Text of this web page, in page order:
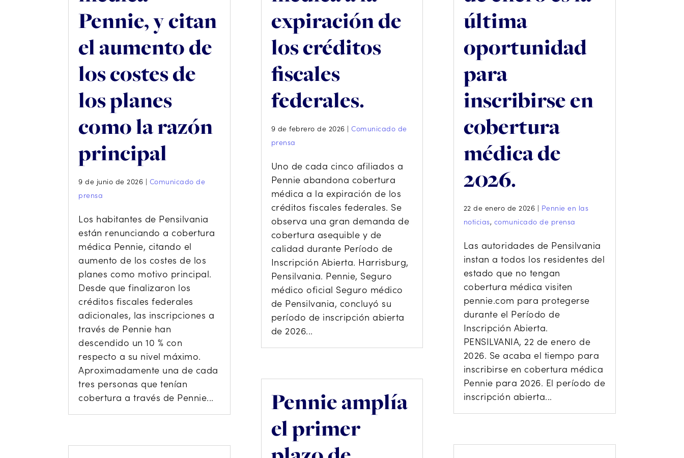
Pennie, y citan
el aumento de
los costes de
los planes
como la razón
principal
9 de junio de 2026 | Comunicado de
prensa
Los habitantes de Pensilvania
están renunciando a cobertura
médica Pennie, citando el
aumento de los costes de los
planes como motivo principal.
Desde que finalizaron los
créditos fiscales federales
adicionales, las inscripciones a
través de Pennie han
descendido un 10 % con
respecto a su nivel máximo.
Aproximadamente una de cada
tres personas que tenían
cobertura a través de Pennie...
expiración de
los créditos
fiscales
federales.
9 de febrero de 2026 | Comunicado de
prensa
Uno de cada cinco afiliados a
Pennie abandona cobertura
médica a la expiración de los
créditos fiscales federales. Se
observa una gran demanda de
cobertura asequible y de
calidad durante Período de
Inscripción Abierta. Harrisburg,
Pensilvania. Pennie, Seguro
médico oficial Seguro médico
de Pensilvania, concluyó su
período de inscripción abierta
de 2026...
Pennie amplía
el primer
última
oportunidad
para
inscribirse en
cobertura
médica de
2026.
22 de enero de 2026 | Pennie en las
noticias, comunicado de prensa
Las autoridades de Pensilvania
instan a todos los residentes del
estado que no tengan
cobertura médica visiten
pennie.com para protegerse
durante el Período de
Inscripción Abierta.
PENSILVANIA, 22 de enero de
2026. Se acaba el tiempo para
inscribirse en cobertura médica
Pennie para 2026. El período de
inscripción abierta...